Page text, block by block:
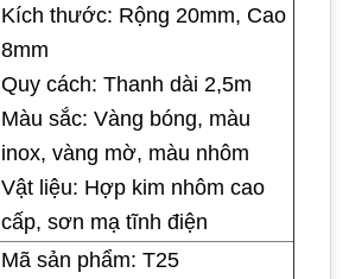
Kích thước: Rộng 20mm, Cao
8mm
Quy cách: Thanh dài 2,5m
Màu sắc: Vàng bóng, màu
inox, vàng mờ, màu nhôm
Vật liệu: Hợp kim nhôm cao
cấp, sơn mạ tĩnh điện
Mã sản phẩm: T25